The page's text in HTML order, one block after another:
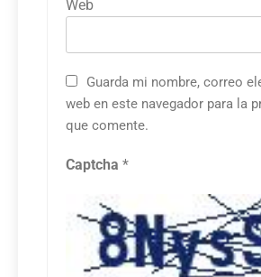
Web
Guarda mi nombre, correo
web en este navegador para la
que comente.
Captcha *